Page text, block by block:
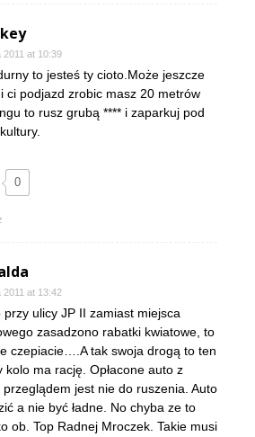
2011 at 10:39
to jesteś ty cioto.Może jeszcze
ci podjazd zrobic masz 20 metrów
to rusz grubą **** i zaparkuj pod
0
2011 at 13:42
przy ulicy JP II zamiast miejsca
zasadzono rabatki kwiatowe, to
czepiacie….A tak swoja drogą to ten
kolo ma rację. Opłacone auto z
przeglądem jest nie do ruszenia. Auto
a nie być ładne. No chyba ze to
ob. Top Radnej Mroczek. Takie musi